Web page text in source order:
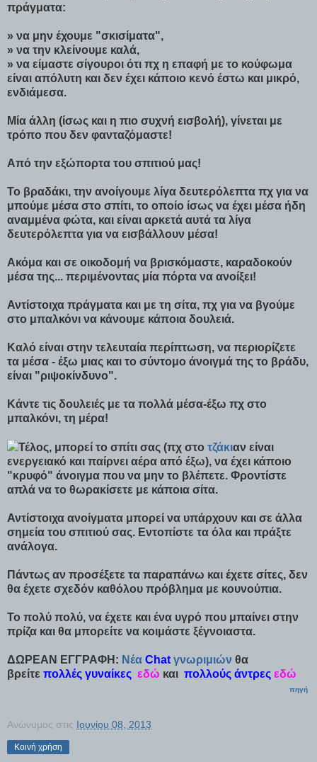
πράγματα:
» να μην έχουμε "σκισίματα",
» να την κλείνουμε καλά,
» να είμαστε σίγουροι ότι πχ η επαφή με το κούφωμα
είναι απόλυτη και δεν έχει κάποιο κενό έστω και μικρό,
ενδιάμεσα.
Μία άλλη (ίσως και η πιο συχνή εισβολή), γίνεται με
τρόπο που δεν φανταζόμαστε!
Από την εξώπορτα του σπιτιού μας!
Το βραδάκι, την ανοίγουμε λίγα δευτερόλεπτα πχ για να
μπούμε μέσα στο σπίτι, το οποίο ίσως να έχει μέσα ήδη
αναμμένα φώτα, και είναι αρκετά αυτά τα λίγα
δευτερόλεπτα για να εισβάλλουν μέσα!
Ακόμα και σε οικοδομή να βρισκόμαστε, καραδοκούν
μέσα της... περιμένοντας μία πόρτα να ανοίξει!
Αντίστοιχα πράγματα και με τη σίτα, πχ για να βγούμε
στο μπαλκόνι να κάνουμε κάποια δουλειά.
Καλό είναι στην τελευταία περίπτωση, να περιορίζετε
τα μέσα - έξω μιας και το σύντομο άνοιγμά της το βράδυ,
είναι "ριψοκίνδυνο".
Κάντε τις δουλειές με τα πολλά μέσα-έξω πχ στο
μπαλκόνι, τη μέρα!
Τέλος, μπορεί το σπίτι σας (πχ στο τζάκιαν είναι
ενεργειακό και παίρνει αέρα από έξω), να έχει κάποιο
"κρυφό" άνοιγμα που να μην το βλέπετε. Φροντίστε
απλά να το θωρακίσετε με κάποια σίτα.
Αντίστοιχα ανοίγματα μπορεί να υπάρχουν και σε άλλα
σημεία του σπιτιού σας. Εντοπίστε τα όλα και πράξτε
ανάλογα.
Πάντως αν προσέξετε τα παραπάνω και έχετε σίτες, δεν
θα έχετε σχεδόν καθόλου πρόβλημα με κουνούπια.
Το πολύ πολύ, να έχετε και ένα υγρό που μπαίνει στην
πρίζα και θα μπορείτε να κοιμάστε ξέγνοιαστα.
ΔΩΡΕΑΝ ΕΓΓΡΑΦΗ: Νέα Chat γνωριμιών θα
βρείτε πολλές γυναίκες εδώ και πολλούς άντρες εδώ
πηγή
Ανώνυμος στις Ιουνίου 08, 2013
Κοινή χρήση